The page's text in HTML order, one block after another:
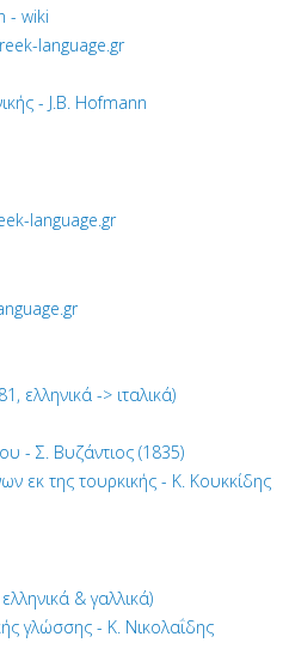
- wiki
language.gr
- J.B. Hofmann
language.gr
ελληνικά -> ιταλικά)
- Σ. Βυζάντιος (1835)
εκ της τουρκικής - Κ. Κουκκίδης
& γαλλικά)
γλώσσης - Κ. Νικολαΐδης